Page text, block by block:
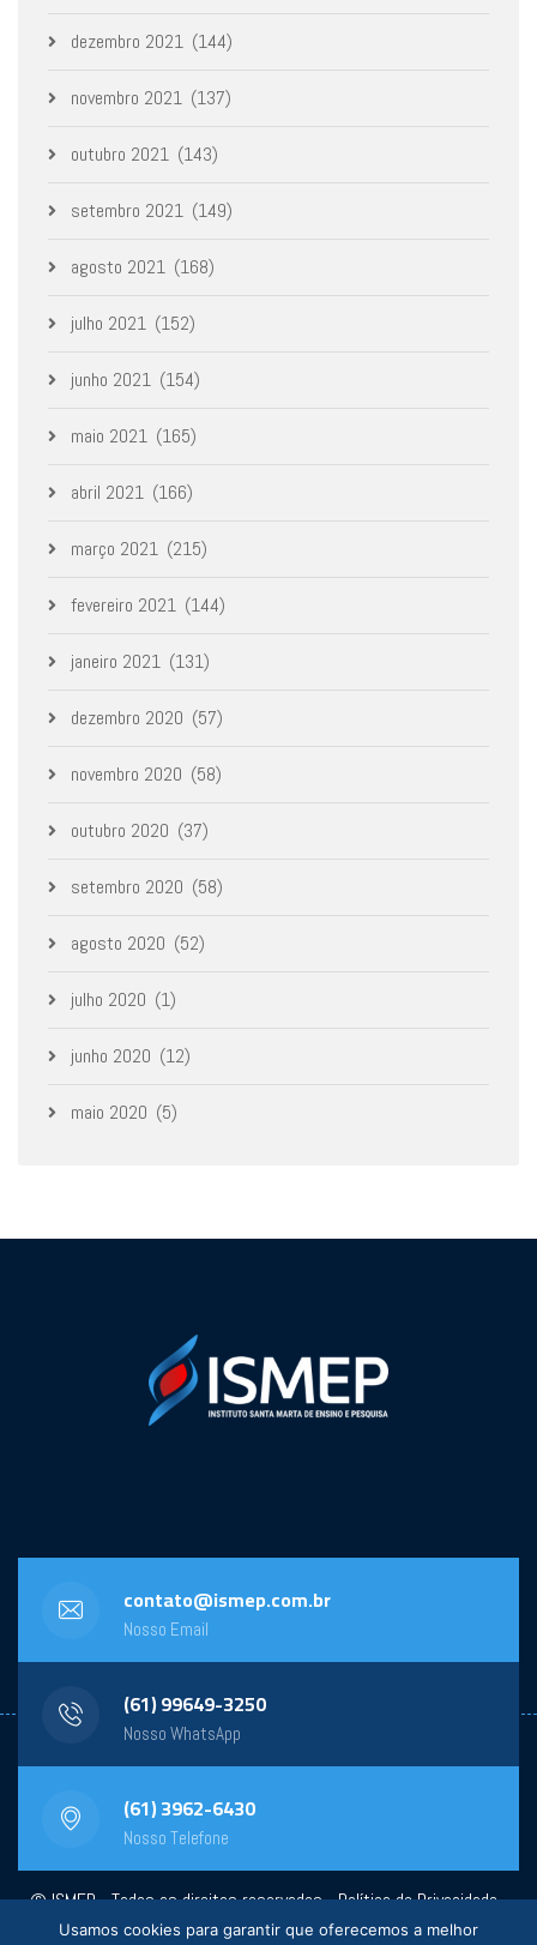
dezembro 2021 (144)
novembro 2021 (137)
outubro 2021 (143)
setembro 2021 (149)
agosto 2021 (168)
julho 2021 (152)
junho 2021 (154)
maio 2021 (165)
abril 2021 (166)
março 2021 (215)
fevereiro 2021 (144)
janeiro 2021 (131)
dezembro 2020 (57)
novembro 2020 (58)
outubro 2020 (37)
setembro 2020 (58)
agosto 2020 (52)
julho 2020 (1)
junho 2020 (12)
maio 2020 (5)
contato@ismep.com.br
Nosso Email
(61) 99649-3250
Nosso WhatsApp
(61) 3962-6430
Nosso Telefone
© ISMEP - Todos os direitos reservados -Política de Privacidade-
Powered by:General Design
Usamos cookies para garantir que oferecemos a melhor